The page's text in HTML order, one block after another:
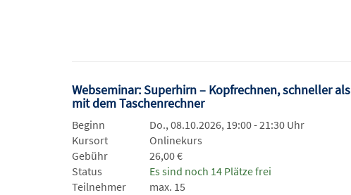
Webseminar: Superhirn – Kopfrechnen, schneller als
mit dem Taschenrechner
Beginn
Do., 08.10.2026, 19:00 - 21:30 Uhr
Kursort
Onlinekurs
Gebühr
26,00 €
Status
Es sind noch 14 Plätze frei
Teilnehmer
max. 15